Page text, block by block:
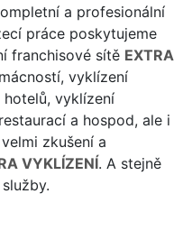
a profesionální
práce poskytujeme
franchisové sítě EXTRA
vyklízení
vyklízení
a hospod, ale i
zkušení a
VYKLÍZENÍ. A stejně